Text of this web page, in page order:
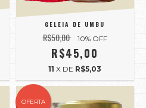
GELEIA DE UMBU
R$50,00 10% OFF
R$45,00
11 X DE R$5,03
OFERTA